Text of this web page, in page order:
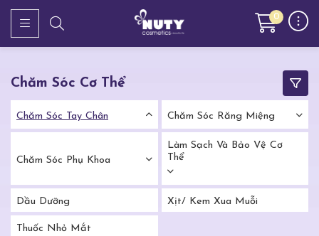
0
Chăm Sóc Cơ Thể
Chăm Sóc Tay Chân Chăm Sóc Răng Miệng
Chăm Sóc Phụ Khoa
Làm Sạch Và Bảo Vệ Cơ
Thể
Dầu Dưỡng Xịt/ Kem Xua Muỗi
Thuốc Nhỏ Mắt